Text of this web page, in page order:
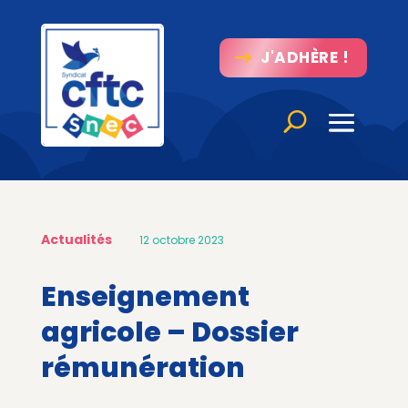
J'ADHÈRE !
Actualités 12 octobre 2023
Enseignement
agricole – Dossier
rémunération